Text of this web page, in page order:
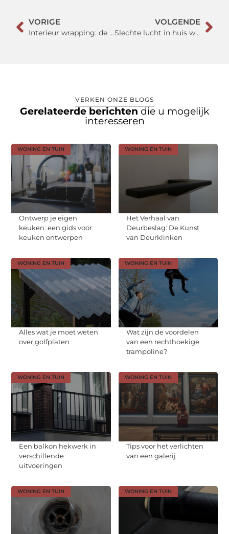
VORIGE
Interieur wrapping: de slimme make-over voor huis én bedrijf
VOLGENDE
Slechte lucht in huis wat doen?
VERKEN ONZE BLOGS
Gerelateerde berichten die u mogelijk
interesseren
WONING EN TUIN
Ontwerp je eigen
keuken: een gids voor
keuken ontwerpen
WONING EN TUIN
Het Verhaal van
Deurbeslag: De Kunst
van Deurklinken
WONING EN TUIN
Alles wat je moet weten
over golfplaten
WONING EN TUIN
Wat zijn de voordelen
van een rechthoekige
trampoline?
WONING EN TUIN
Een balkon hekwerk in
verschillende
uitvoeringen
WONING EN TUIN
Tips voor het verlichten
van een galerij
WONING EN TUIN WONING EN TUIN